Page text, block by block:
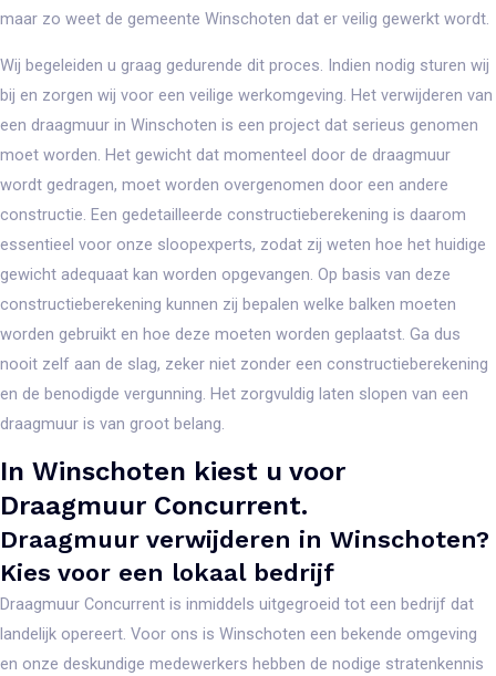
maar zo weet de gemeente Winschoten dat er veilig gewerkt wordt.
Wij begeleiden u graag gedurende dit proces. Indien nodig sturen wij
bij en zorgen wij voor een veilige werkomgeving. Het verwijderen van
een draagmuur in Winschoten is een project dat serieus genomen
moet worden. Het gewicht dat momenteel door de draagmuur
wordt gedragen, moet worden overgenomen door een andere
constructie. Een gedetailleerde constructieberekening is daarom
essentieel voor onze sloopexperts, zodat zij weten hoe het huidige
gewicht adequaat kan worden opgevangen. Op basis van deze
constructieberekening kunnen zij bepalen welke balken moeten
worden gebruikt en hoe deze moeten worden geplaatst. Ga dus
nooit zelf aan de slag, zeker niet zonder een constructieberekening
en de benodigde vergunning. Het zorgvuldig laten slopen van een
draagmuur is van groot belang.
In Winschoten kiest u voor
Draagmuur Concurrent.
Draagmuur verwijderen in Winschoten?
Kies voor een lokaal bedrijf
Draagmuur Concurrent is inmiddels uitgegroeid tot een bedrijf dat
landelijk opereert. Voor ons is Winschoten een bekende omgeving
en onze deskundige medewerkers hebben de nodige stratenkennis